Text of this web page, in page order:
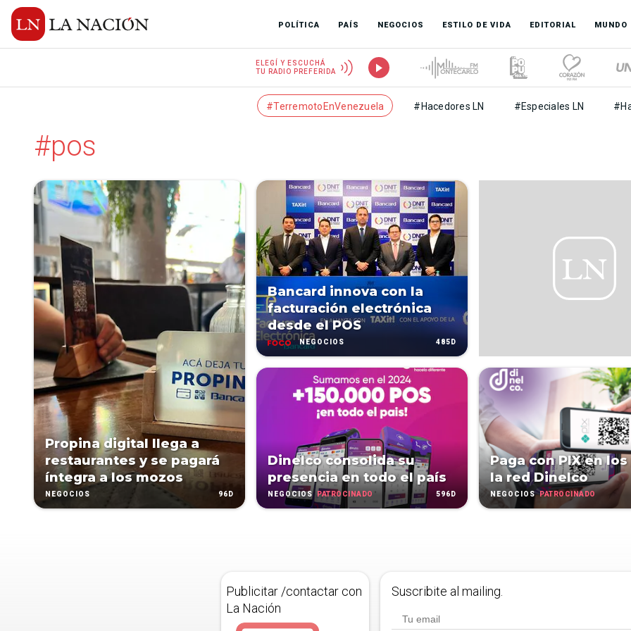
POLÍTICA PAÍS NEGOCIOS ESTILO DE VIDA EDITORIAL MUNDO
ELEGÍ Y ESCUCHÁ
TU RADIO PREFERIDA
#TerremotoEnVenezuela #Hacedores LN #Especiales LN
#pos
Propina digital llega a
restaurantes y se pagará
íntegra a los mozos
NEGOCIOS 96D
Bancard innova con la
facturación electrónica
desde el POS
NEGOCIOS 485D
Dinelco consolida su
presencia en todo el país
NEGOCIOS PATROCINADO 596D
Paga con PIX en
la red Dinelco
NEGOCIOS PATROCINADO
Publicitar /contactar con
La Nación
Suscribite al mailing.